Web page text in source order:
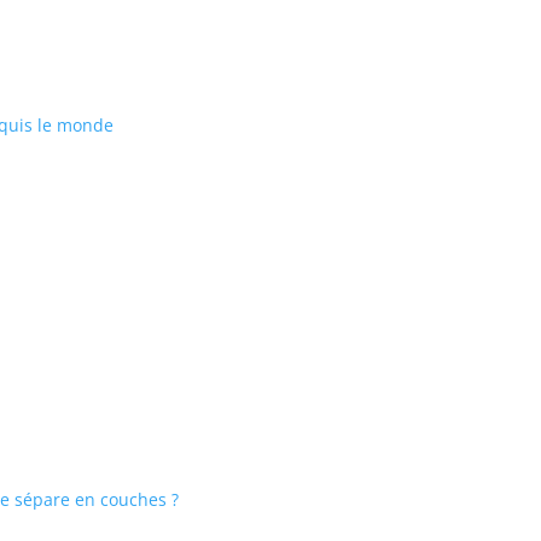
le monde
sépare en couches ?